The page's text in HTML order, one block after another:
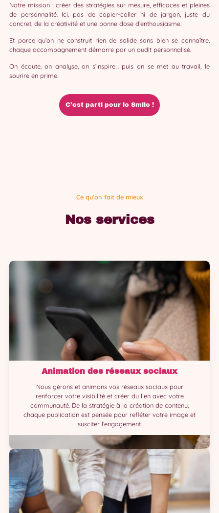
Notre mission : créer des stratégies sur mesure, efficaces et pleines
de personnalité. Ici, pas de copier-coller ni de jargon, juste du
concret, de la créativité et une bonne dose d’enthousiasme.
Et parce qu’on ne construit rien de solide sans bien se connaître,
chaque accompagnement démarre par un audit personnalisé.
On écoute, on analyse, on s’inspire… puis on se met au travail, le
sourire en prime.
C’est parti pour le Smile !
Ce qu’on fait de mieux
Nos services
Animation des réseaux sociaux
Nous gérons et animons vos réseaux sociaux pour
renforcer votre visibilité et créer du lien avec votre
communauté. De la stratégie à la création de contenu,
chaque publication est pensée pour refléter votre image et
susciter l’engagement.